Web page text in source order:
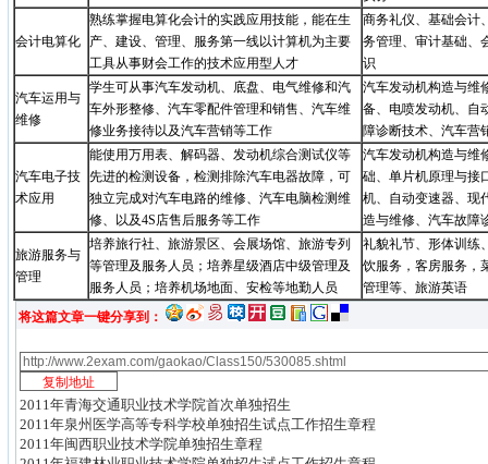
会计电算化
熟练掌握电算化会计的实践应用技能，能在生
产、建设、管理、服务第一线以计算机为主要
工具从事财会工作的技术应用型人才
商务礼仪、基础会计
务管理、审计基础、
识
汽车运用与
维修
学生可从事汽车发动机、底盘、电气维修和汽
车外形整修、汽车零配件管理和销售、汽车维
修业务接待以及汽车营销等工作
汽车发动机构造与维
备、电喷发动机、自
障诊断技术、汽车营
汽车电子技
术应用
能使用万用表、解码器、发动机综合测试仪等
先进的检测设备，检测排除汽车电器故障，可
独立完成对汽车电路的维修、汽车电脑检测维
修、以及4S店售后服务等工作
汽车发动机构造与维
础、单片机原理与接
机、自动变速器、现
造与维修、汽车故障
旅游服务与
管理
培养旅行社、旅游景区、会展场馆、旅游专列
等管理及服务人员；培养星级酒店中级管理及
服务人员；培养机场地面、安检等地勤人员
礼貌礼节、形体训练
饮服务，客房服务，
管理等、旅游英语
将这篇文章一键分享到：
2011年青海交通职业技术学院首次单独招生
2011年泉州医学高等专科学校单独招生试点工作招生章程
2011年闽西职业技术学院单独招生章程